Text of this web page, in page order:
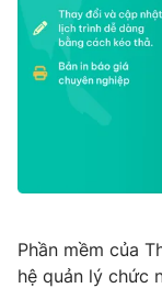
thuận bằng văn
thông tin từ website
Phần mềm của
hệ quản lý chức